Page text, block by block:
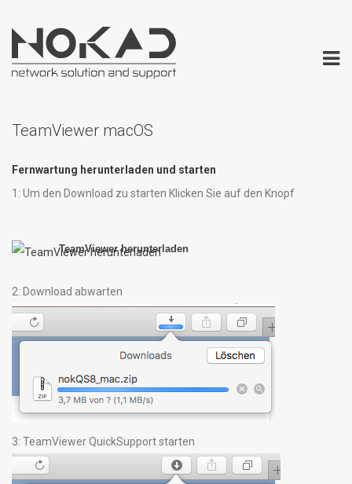
TeamViewer macOS
Fernwartung herunterladen und starten
1: Um den Download zu starten Klicken Sie auf den Knopf
TeamViewer herunterladen
2: Download abwarten
3: TeamViewer QuickSupport starten